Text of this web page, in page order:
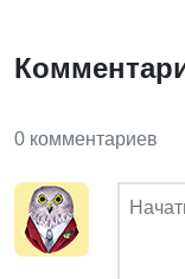
0 комментариев